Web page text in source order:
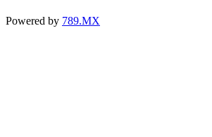
Powered by 789.MX